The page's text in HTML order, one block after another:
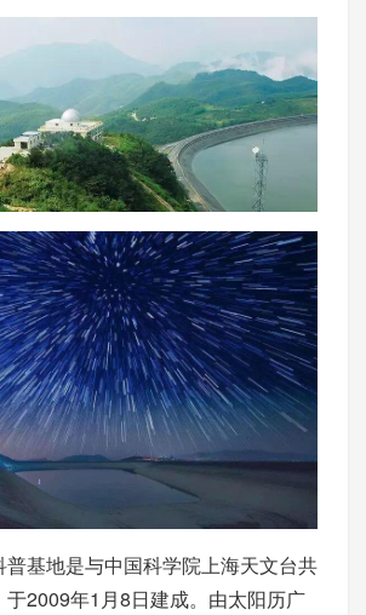
基地是与中国科学院上海天文台共
2009年1月8日建成。由太阳历广